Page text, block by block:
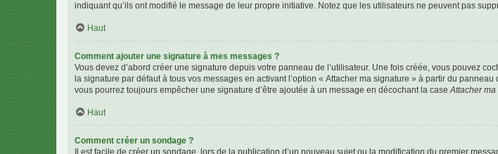
indiquant qu’ils ont modifié le message de leur propre initiative. Notez que les utilisateurs ne peuvent pas
Haut
Comment ajouter une signature à mes messages ?
Vous devez d’abord créer une signature depuis votre panneau de l’utilisateur. Une fois créée, vous pouvez
la signature par défaut à tous vos messages en activant l’option « Attacher ma signature » à partir du panneau
vous pourrez toujours empêcher une signature d’être ajoutée à un message en décochant la caseAttacher
Haut
Comment créer un sondage ?
Il est facile de créer un sondage, lors de la publication d’un nouveau sujet ou la modification du premier